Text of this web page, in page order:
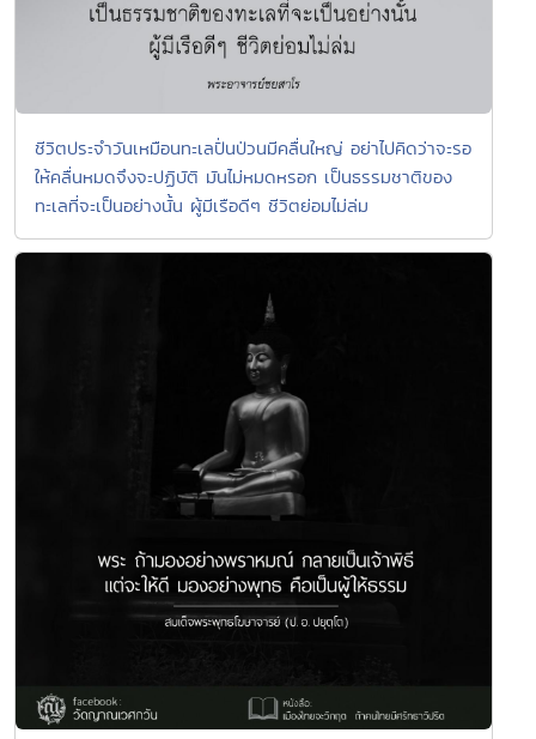
ชีวิตประจำวันเหมือนทะเลปั่นป่วนมีคลื่นใหญ่ อย่าไปคิดว่าจะรอ
ให้คลื่นหมดจึงจะปฏิบัติ มันไม่หมดหรอก เป็นธรรมชาติของ
ทะเลที่จะเป็นอย่างนั้น ผู้มีเรือดีๆ ชีวิตย่อมไม่ล่ม